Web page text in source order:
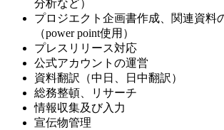
分析など）
プロジエクト企画書作成、関連資料
（power point使用）
プレスリリース対応
公式アカウントの運営
資料翻訳（中日、日中翻訳）
総務整頓、リサーチ
情報収集及び入力
宣伝物管理